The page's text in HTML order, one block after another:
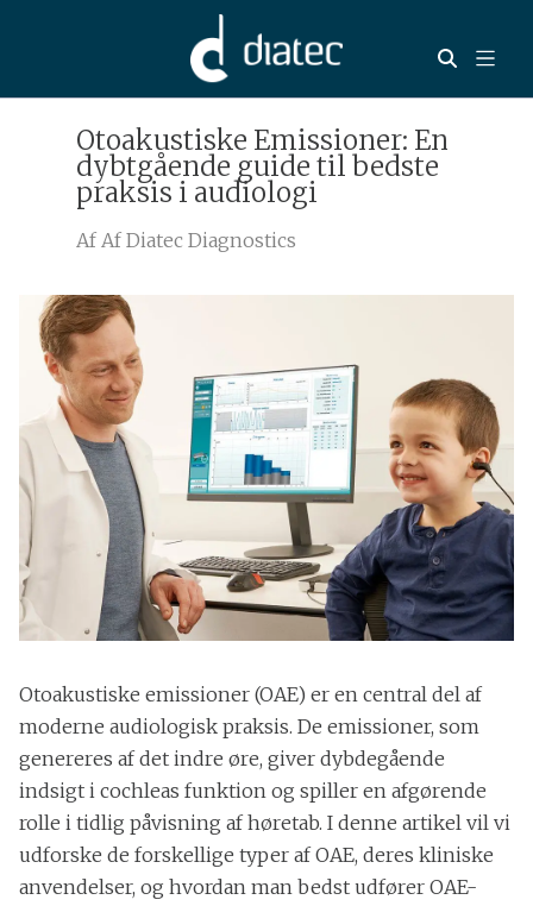
Otoakustiske Emissioner: En
dybtgående guide til bedste
praksis i audiologi
Af Af Diatec Diagnostics
Otoakustiske emissioner (OAE) er en central del af
moderne audiologisk praksis. De emissioner, som
genereres af det indre øre, giver dybdegående
indsigt i cochleas funktion og spiller en afgørende
rolle i tidlig påvisning af høretab. I denne artikel vil vi
udforske de forskellige typer af OAE, deres kliniske
anvendelser, og hvordan man bedst udfører OAE-